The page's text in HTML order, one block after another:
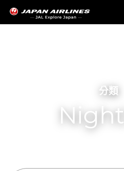
分類